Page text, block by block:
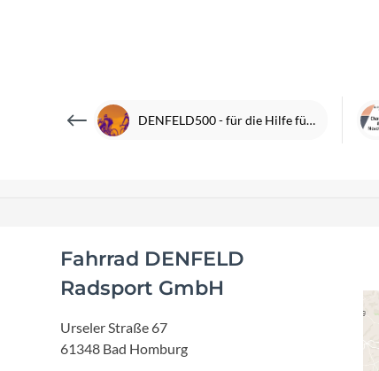
DENFELD500 - für die Hilfe für krebskranke Kinder Frankfurt e.V.
Fahrrad DENFELD
Radsport GmbH
Urseler Straße 67
61348 Bad Homburg